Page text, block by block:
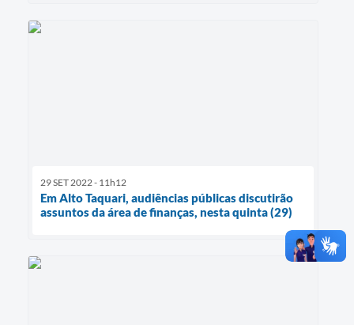
29 SET 2022 - 11h12
Em Alto Taquari, audiências públicas discutirão
assuntos da área de finanças, nesta quinta (29)